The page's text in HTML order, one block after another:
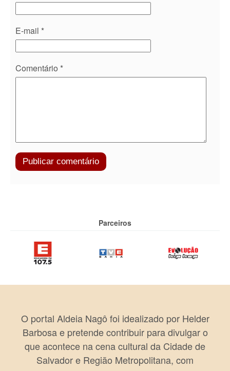
E-mail *
Comentário *
Parceiros
O portal Aldeia Nagô foi idealizado por Helder
Barbosa e pretende contribuir para divulgar o
que acontece na cena cultural da Cidade de
Salvador e Região Metropolitana, com